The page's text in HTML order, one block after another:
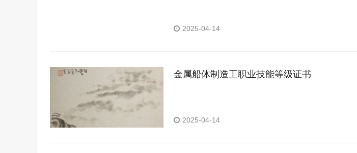
2025-04-14
金属船体制造工职业技能等级证书
2025-04-14